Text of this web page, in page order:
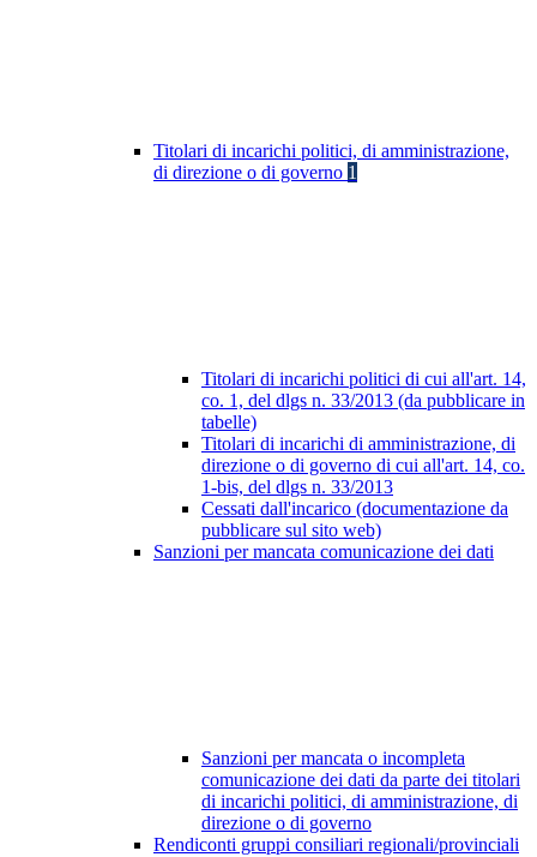
Titolari di incarichi politici, di amministrazione,
di direzione o di governo 1
Titolari di incarichi politici di cui all'art. 14,
co. 1, del dlgs n. 33/2013 (da pubblicare in
tabelle)
Titolari di incarichi di amministrazione, di
direzione o di governo di cui all'art. 14, co.
1-bis, del dlgs n. 33/2013
Cessati dall'incarico (documentazione da
pubblicare sul sito web)
Sanzioni per mancata comunicazione dei dati
Sanzioni per mancata o incompleta
comunicazione dei dati da parte dei titolari
di incarichi politici, di amministrazione, di
direzione o di governo
Rendiconti gruppi consiliari regionali/provinciali